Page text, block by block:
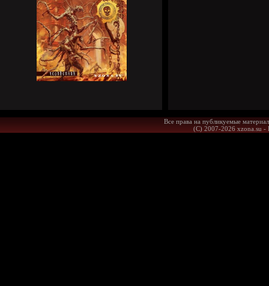
Все права на публикуемые
(С) 2007-2026 xzona.su -